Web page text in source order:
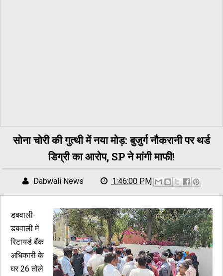
सोना चोरी की गुत्थी में नया मोड़: बुजुर्ग नौकरानी पर थर्ड
डिग्री का आरोप, SP ने मांगी माफी!
Dabwali News 1:46:00 PM
डबवाली-
डबवाली में
रिटायर्ड बैंक
अधिकारी के
घर 26 तोले